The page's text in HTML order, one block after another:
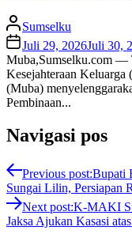
Sumselku
Juli 29, 2026Juli 30,
Muba,Sumselku.com —
Kesejahteraan
(Muba)
Pembinaan...
Navigasi pos
Previous post:Bupati
Sungai Lilin, Persiapan
Next post:K-MAKI
Jaksa Ajukan Kasasi